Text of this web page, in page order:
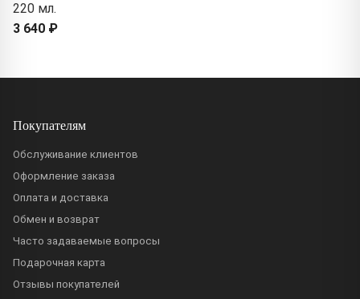
220 мл.
3 640 ₽
Покупателям
Обслуживание клиентов
Оформление заказа
Оплата и доставка
Обмен и возврат
Часто задаваемые вопросы
Подарочная карта
Отзывы покупателей